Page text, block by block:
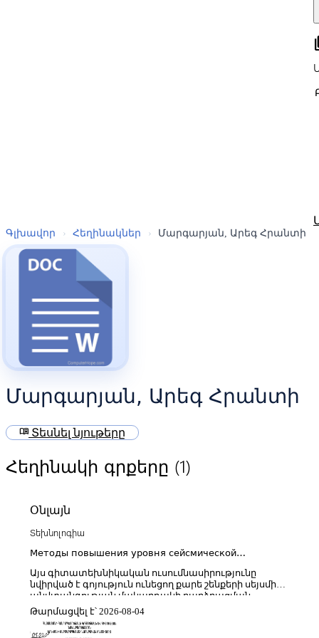
Գլխավոր › Հեղինակներ › Մարգարյան, Արեգ Հրանտի
Մարգարյան, Արեգ Հրանտի
menu_book Տեսնել նյութերը
Հեղինակի գրքերը (1)
Օնլայն
Տեխնոլոգիա
Методы повышения уровня сейсмической
Այս գիտատեխնիկական ուսումնասիրությունը
նվիրված է գոյություն ունեցող քարե շենքերի սեյսմիկ
անվտանգության մակարդակի բարձրացման
ժամանակակից մեթոդների վերլուծությանը։
Աշխատության մեջ դիտարկվում են պատմական և
ավանդական քարե կառուցվածքների սեյսմիկ
Թարմացվել է՝ 2026-08-04